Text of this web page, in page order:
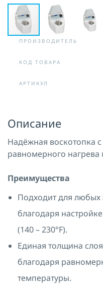
ПРОИЗВОДИТЕЛЬ
КОД ТОВАРА
АРТИКУЛ
Описание
Надёжная воскотопка
равномерного нагрева
Преимущества
Подходит для любых
благодаря
(140 – 230°F).
Единая толщина
благодаря
температуры.